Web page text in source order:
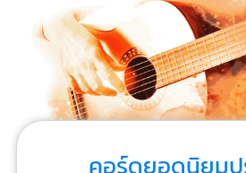
คอร์ดยอดนิยมป